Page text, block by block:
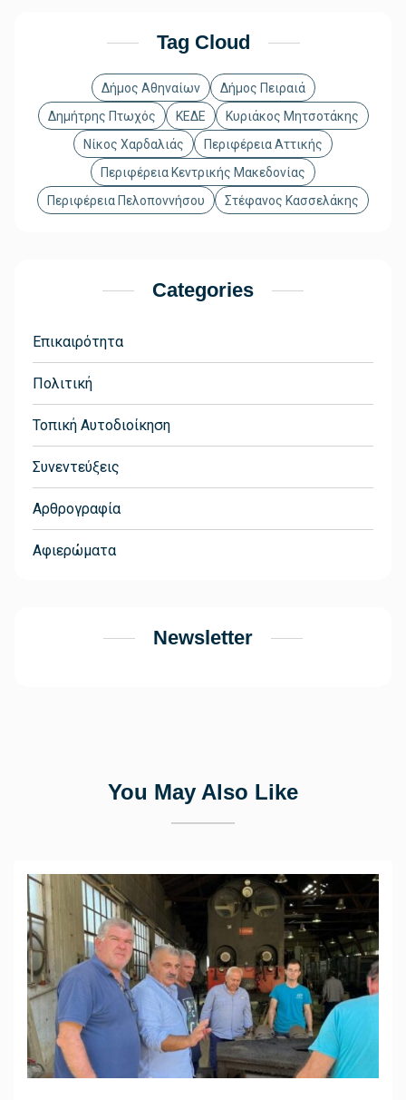
Tag Cloud
Δήμος Αθηναίων
Δήμος Πειραιά
Δημήτρης Πτωχός
ΚΕΔΕ
Κυριάκος Μητσοτάκης
Νίκος Χαρδαλιάς
Περιφέρεια Αττικής
Περιφέρεια Κεντρικής Μακεδονίας
Περιφέρεια Πελοποννήσου
Στέφανος Κασσελάκης
Categories
Επικαιρότητα
Πολιτική
Τοπική Αυτοδιοίκηση
Συνεντεύξεις
Αρθρογραφία
Αφιερώματα
Newsletter
You May Also Like